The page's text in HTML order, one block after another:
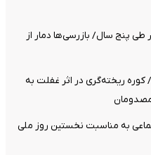
۵۰۰ هزار کارگر طی پنج سال/ بازرسی‌ها دمار از
کوره ریخته‌گری در اثر غفلت به
به مناسبت نخستین روز ملی